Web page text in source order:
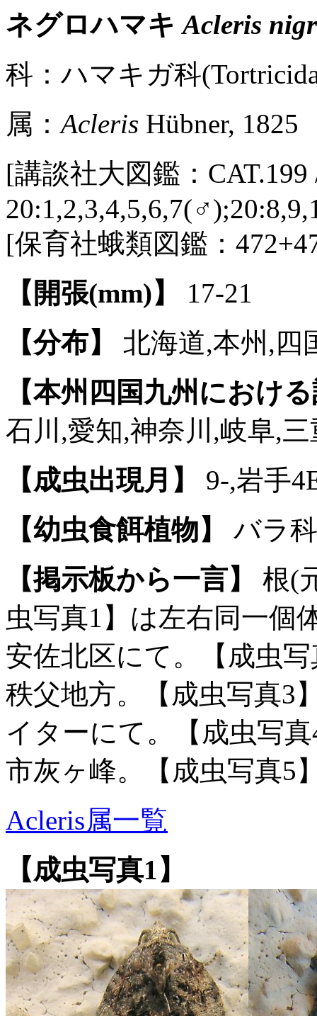
ネグロハマキAcleris
科：ハマキガ科
属：Acleris Hübner, 1825
[講談社大図鑑：CAT.199
[保育社蛾類図鑑：
【開張(mm)】
17-21
【分布】
北海道,本州,四
【本州四国九州におけ
石川,愛知,神奈川,岐阜,
【成虫出現月】
9-,岩手
【幼虫食餌植物】
バラ
【掲示板から一言】
根(
虫写真1】は左右同一個
安佐北区にて。【成虫
秩父地方。【成虫写真3
イターにて。【成虫写
市灰ヶ峰。【成虫写真5
Acleris属一覧
【成虫写真1】